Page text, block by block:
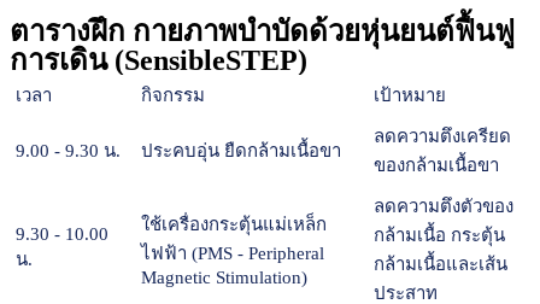
ตารางฝึก กายภาพบำบัดด้วยหุ่นยนต์ฟื้นฟู
การเดิน (SensibleSTEP)
เวลา กิจกรรม เป้าหมาย
9.00 - 9.30 น. ประคบอุ่น ยืดกล้ามเนื้อขา
ลดความตึงเครียด
ของกล้ามเนื้อขา
9.30 - 10.00
น.
ใช้เครื่องกระตุ้นแม่เหล็ก
ไฟฟ้า (PMS - Peripheral
Magnetic Stimulation)
ลดความตึงตัวของ
กล้ามเนื้อ กระตุ้น
กล้ามเนื้อและเส้น
ประสาท